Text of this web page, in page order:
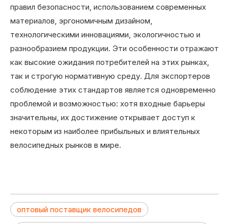
правил безопасности, использованием современных
материалов, эргономичным дизайном,
технологическими инновациями, экологичностью и
разнообразием продукции. Эти особенности отражают
как высокие ожидания потребителей на этих рынках,
так и строгую нормативную среду. Для экспортеров
соблюдение этих стандартов является одновременно
проблемой и возможностью: хотя входные барьеры
значительны, их достижение открывает доступ к
некоторым из наиболее прибыльных и влиятельных
велосипедных рынков в мире.
оптовый поставщик велосипедов